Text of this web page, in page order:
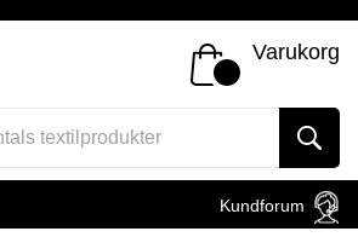
Varukorg
Kundforum